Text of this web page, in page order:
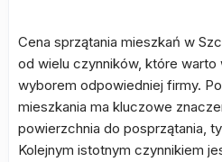
Cena sprzątania mieszkań w
od wielu czynników, które
wyborem odpowiedniej firmy.
mieszkania ma kluczowe
powierzchnia do posprzątania,
Kolejnym istotnym czynnikiem